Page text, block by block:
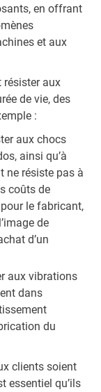
en offrant
et aux
résister aux
de vie, des
:
aux chocs
ainsi qu’à
ne résiste pas à
coûts de
le fabricant,
de
d’un
aux vibrations
dans
du
clients soient
essentiel qu’ils